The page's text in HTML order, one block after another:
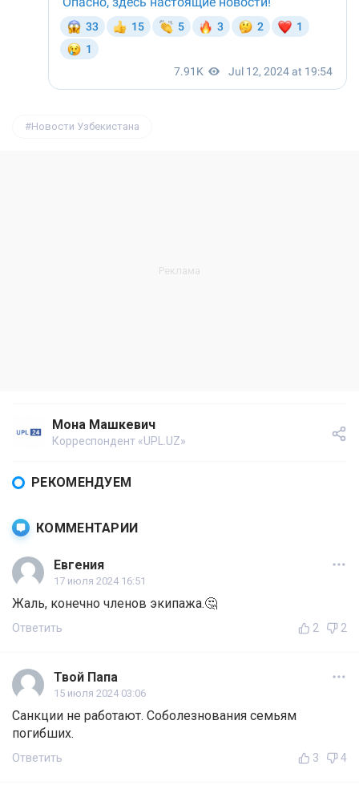
Новости Узбекистана
Мона Машкевич
Корреспондент «UPL.UZ»
РЕКОМЕНДУЕМ
КОММЕНТАРИИ
Евгения
17 июля 2024 16:51
Жаль, конечно членов экипажа.🤔
Ответить 2 2
Твой Папа
15 июля 2024 03:06
Санкции не работают. Соболезнования семьям
погибших.
Ответить 3 4